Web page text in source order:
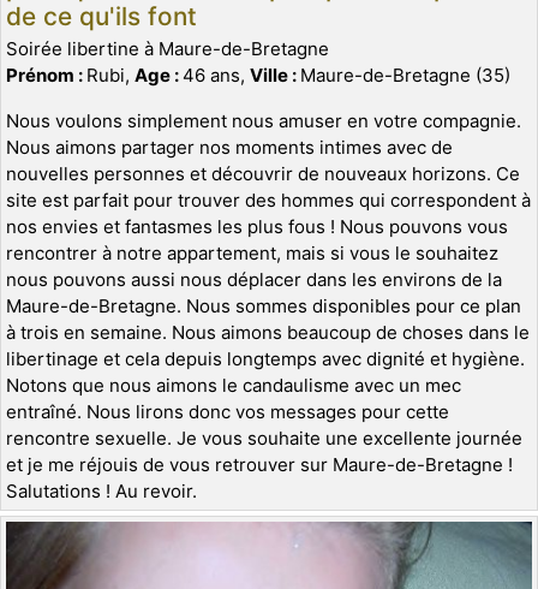
de ce qu'ils font
Soirée libertine à Maure-de-Bretagne
Prénom : Rubi, Age :46 ans, Ville : Maure-de-Bretagne (35)
Nous voulons simplement nous amuser en votre compagnie.
Nous aimons partager nos moments intimes avec de
nouvelles personnes et découvrir de nouveaux horizons. Ce
site est parfait pour trouver des hommes qui correspondent à
nos envies et fantasmes les plus fous ! Nous pouvons vous
rencontrer à notre appartement, mais si vous le souhaitez
nous pouvons aussi nous déplacer dans les environs de la
Maure-de-Bretagne. Nous sommes disponibles pour ce plan
à trois en semaine. Nous aimons beaucoup de choses dans le
libertinage et cela depuis longtemps avec dignité et hygiène.
Notons que nous aimons le candaulisme avec un mec
entraîné. Nous lirons donc vos messages pour cette
rencontre sexuelle. Je vous souhaite une excellente journée
et je me réjouis de vous retrouver sur Maure-de-Bretagne !
Salutations ! Au revoir.